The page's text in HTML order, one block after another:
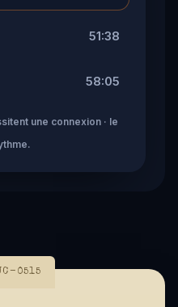
51:38
58:05
une connexion · le
0515